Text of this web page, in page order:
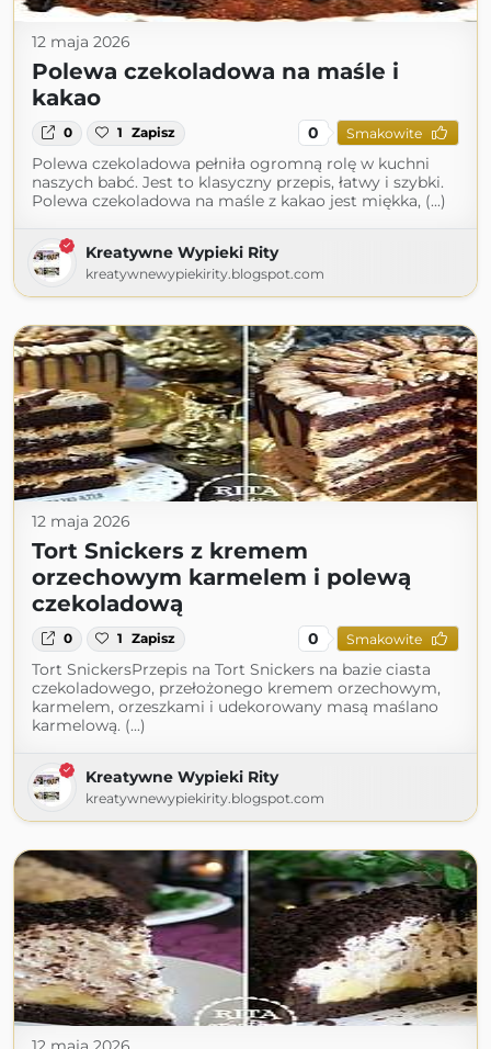
12 maja 2026
Polewa czekoladowa na maśle i
kakao
0 1 Zapisz 0 Smakowite
Polewa czekoladowa pełniła ogromną rolę w kuchni
naszych babć. Jest to klasyczny przepis, łatwy i szybki.
Polewa czekoladowa na maśle z kakao jest miękka, (...)
Kreatywne Wypieki Rity
kreatywnewypiekirity.blogspot.com
12 maja 2026
Tort Snickers z kremem
orzechowym karmelem i polewą
czekoladową
0 1 Zapisz 0 Smakowite
Tort SnickersPrzepis na Tort Snickers na bazie ciasta
czekoladowego, przełożonego kremem orzechowym,
karmelem, orzeszkami i udekorowany masą maślano
karmelową. (...)
Kreatywne Wypieki Rity
kreatywnewypiekirity.blogspot.com